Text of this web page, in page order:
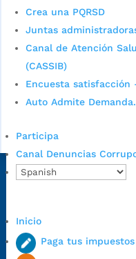
Crea una PQRSD
Juntas
Canal de Atención
(CASSIB)
Encuesta satisfacción
Auto Admite Demanda.
Participa
Canal Denuncias
Inicio
Paga tus impuestos
Sede principal
Dirección Fase I:Calle 35 #
Colombia
Código Postal: